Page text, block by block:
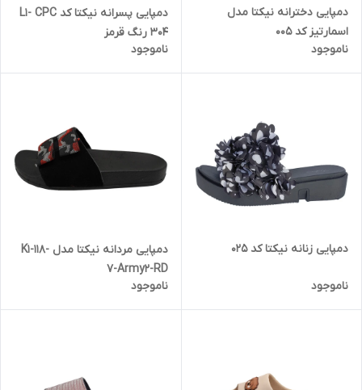
دمپایی دخترانه نیکتا مدل
اسمارتیز کد 005
ناموجود
دمپایی پسرانه نیکتا کد L1- CPC
304 رنگ قرمز
ناموجود
دمپایی زنانه نیکتا کد 025
ناموجود
دمپایی مردانه نیکتا مدل K1-118-
7-Army2-RD
ناموجود